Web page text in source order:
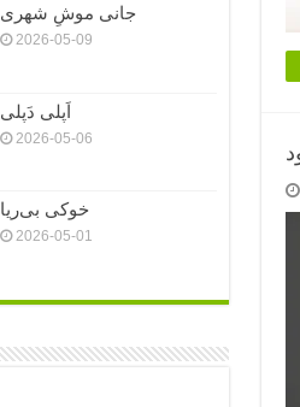
جانی موشِ شهری
2026-05-09
اَپلی دَپلی
2026-05-06
خوکی بی‌ریا
2026-05-01